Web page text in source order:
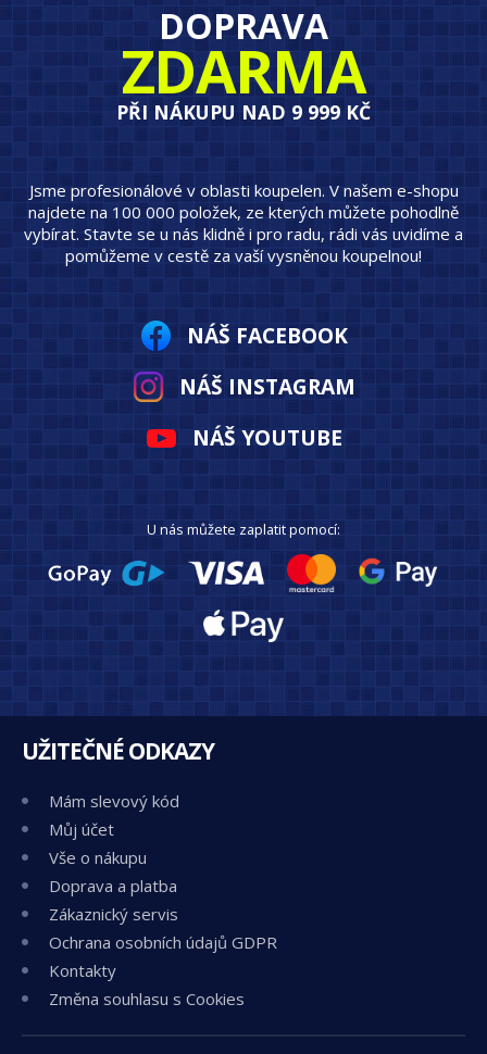
DOPRAVA
ZDARMA
PŘI NÁKUPU NAD 9 999 KČ
Jsme profesionálové v oblasti koupelen. V našem e-shopu
najdete na 100 000 položek, ze kterých můžete pohodlně
vybírat. Stavte se u nás klidně i pro radu, rádi vás uvidíme a
pomůžeme v cestě za vaší vysněnou koupelnou!
NÁŠ FACEBOOK
NÁŠ INSTAGRAM
NÁŠ YOUTUBE
U nás můžete zaplatit pomocí:
UŽITEČNÉ ODKAZY
Mám slevový kód
Můj účet
Vše o nákupu
Doprava a platba
Zákaznický servis
Ochrana osobních údajů GDPR
Kontakty
Změna souhlasu s Cookies